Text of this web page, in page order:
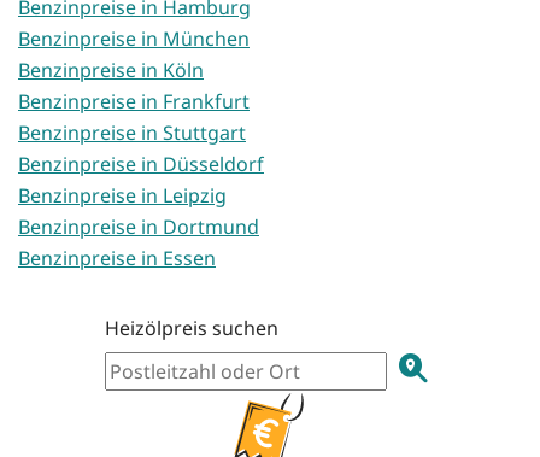
Benzinpreise in Hamburg
Benzinpreise in München
Benzinpreise in Köln
Benzinpreise in Frankfurt
Benzinpreise in Stuttgart
Benzinpreise in Düsseldorf
Benzinpreise in Leipzig
Benzinpreise in Dortmund
Benzinpreise in Essen
Heizölpreis suchen